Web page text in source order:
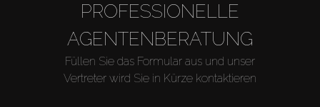
PROFESSIONELLE
AGENTENBERATUNG
Füllen Sie das Formular aus und unser
Vertreter wird Sie in Kürze kontaktieren